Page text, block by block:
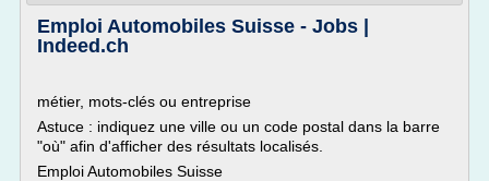
Emploi Automobiles Suisse - Jobs |
Indeed.ch
métier, mots-clés ou entreprise
Astuce : indiquez une ville ou un code postal dans la barre
"où" afin d'afficher des résultats localisés.
Emploi Automobiles Suisse